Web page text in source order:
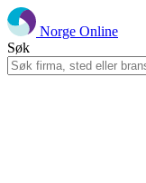
Norge Online
Søk